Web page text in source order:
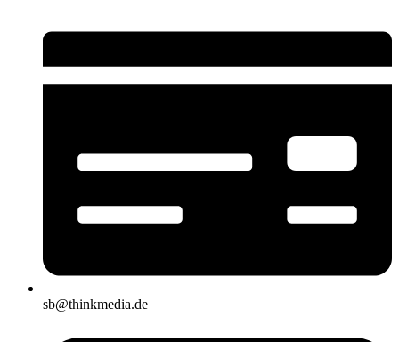
sb@thinkmedia.de